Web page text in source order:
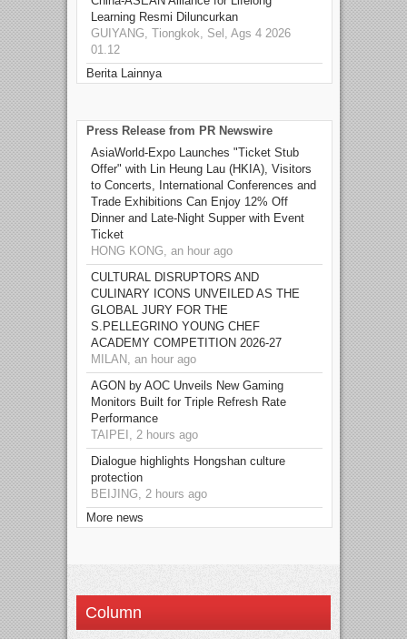
Learning Resmi Diluncurkan
GUIYANG, Tiongkok, Sel, Ags 4 2026
01.12
Berita Lainnya
Press Release from PR Newswire
AsiaWorld-Expo Launches "Ticket Stub
Offer" with Lin Heung Lau (HKIA), Visitors
to Concerts, International Conferences and
Trade Exhibitions Can Enjoy 12% Off
Dinner and Late-Night Supper with Event
Ticket
HONG KONG, an hour ago
CULTURAL DISRUPTORS AND
CULINARY ICONS UNVEILED AS THE
GLOBAL JURY FOR THE
S.PELLEGRINO YOUNG CHEF
ACADEMY COMPETITION 2026-27
MILAN, an hour ago
AGON by AOC Unveils New Gaming
Monitors Built for Triple Refresh Rate
Performance
TAIPEI, 2 hours ago
Dialogue highlights Hongshan culture
protection
BEIJING, 2 hours ago
More news
Column